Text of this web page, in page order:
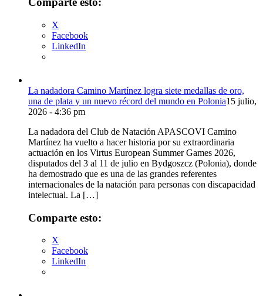
X
Facebook
LinkedIn
La nadadora Camino Martínez logra siete medallas de oro,
una de plata y un nuevo récord del mundo en Polonia15 julio,
2026 - 4:36 pm
La nadadora del Club de Natación APASCOVI Camino
Martínez ha vuelto a hacer historia por su extraordinaria
actuación en los Virtus European Summer Games 2026,
disputados del 3 al 11 de julio en Bydgoszcz (Polonia), donde
ha demostrado que es una de las grandes referentes
internacionales de la natación para personas con discapacidad
intelectual. La […]
Comparte esto:
X
Facebook
LinkedIn